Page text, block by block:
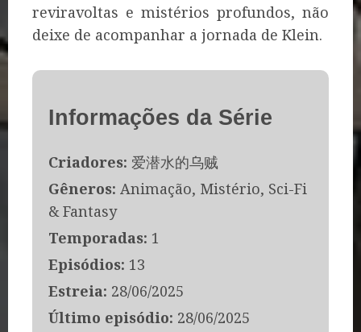
reviravoltas e mistérios profundos, não
deixe de acompanhar a jornada de Klein.
Informações da Série
Criadores: 爱潜水的乌贼
Gêneros: Animação, Mistério, Sci-Fi
& Fantasy
Temporadas: 1
Episódios: 13
Estreia: 28/06/2025
Último episódio: 28/06/2025